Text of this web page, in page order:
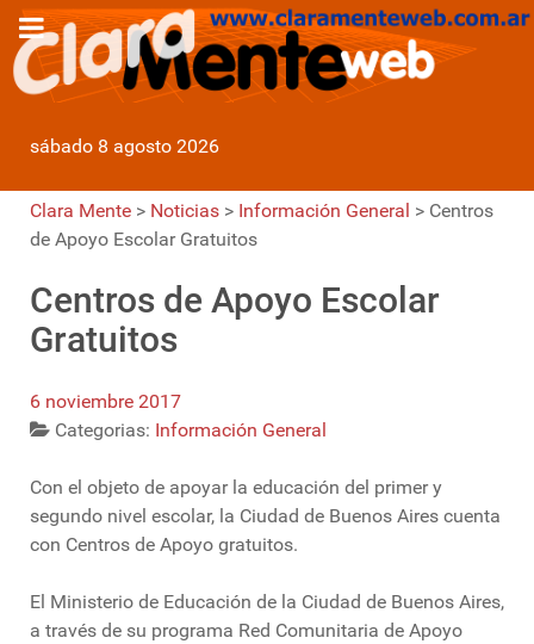
sábado 8 agosto 2026
Clara Mente > Noticias > Información General > Centros
de Apoyo Escolar Gratuitos
Centros de Apoyo Escolar
Gratuitos
6 noviembre 2017
Categorias: Información General
Con el objeto de apoyar la educación del primer y
segundo nivel escolar, la Ciudad de Buenos Aires cuenta
con Centros de Apoyo gratuitos.
El Ministerio de Educación de la Ciudad de Buenos Aires,
a través de su programa Red Comunitaria de Apoyo